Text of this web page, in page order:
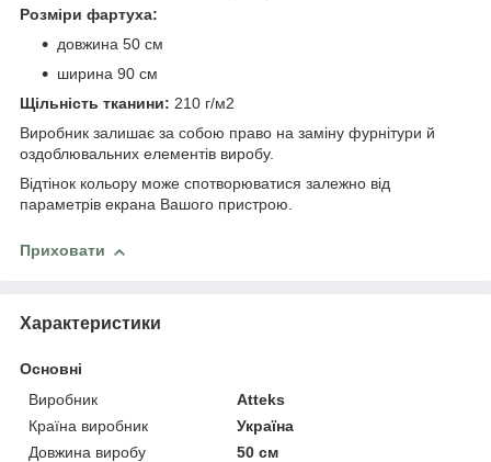
Розміри фартуха:
довжина 50 см
ширина 90 см
Щільність тканини: 210 г/м2
Виробник залишає за собою право на заміну фурнітури й
оздоблювальних елементів виробу.
Відтінок кольору може спотворюватися залежно від
параметрів екрана Вашого пристрою.
Приховати
Характеристики
Основні
Виробник
Atteks
Країна виробник
Україна
Довжина виробу
50 см